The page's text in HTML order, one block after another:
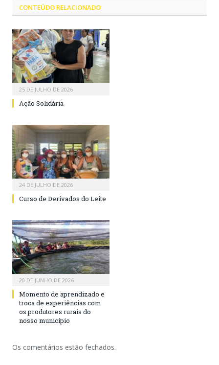
CONTEÚDO RELACIONADO
25 DE JULHO DE 2026
Ação Solidária
24 DE JULHO DE 2026
Curso de Derivados do Leite
20 DE JUNHO DE 2026
Momento de aprendizado e
troca de experiências com
os produtores rurais do
nosso município
Os comentários estão fechados.